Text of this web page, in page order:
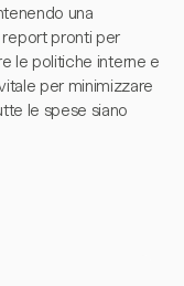
una
pronti per
le politiche interne e
per minimizzare
le spese siano